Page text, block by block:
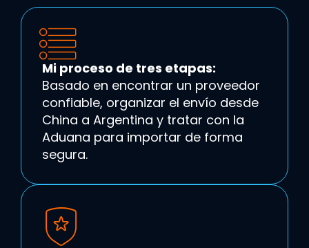
Mi proceso de tres etapas:
Basado en encontrar un proveedor
confiable, organizar el envío desde
China a Argentina y tratar con la
Aduana para importar de forma
segura.